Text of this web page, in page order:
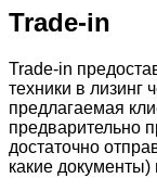
Trade-in
Trade-in
техники в лизинг
предлагаемая
предварительно
достаточно
какие